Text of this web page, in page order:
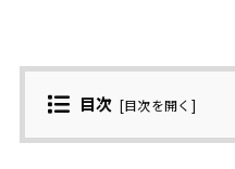
目次 [目次を開く ]